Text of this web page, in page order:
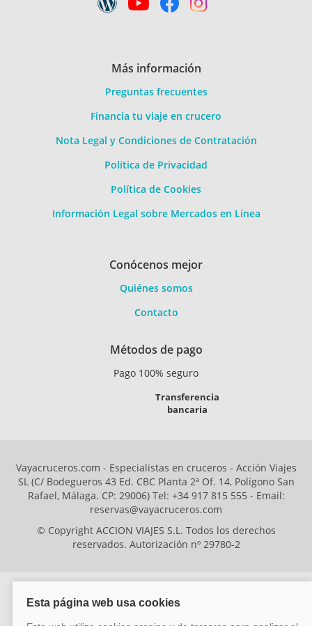
Más información
Preguntas frecuentes
Financia tu viaje en crucero
Nota Legal y Condiciones de Contratación
Política de Privacidad
Política de Cookies
Información Legal sobre Mercados en Línea
Conócenos mejor
Quiénes somos
Contacto
Métodos de pago
Pago 100% seguro
Transferencia
bancaria
Vayacruceros.com - Especialistas en cruceros - Acción Viajes
SL (C/ Bodegueros 43 Ed. CBC Planta 2ª Of. 14, Polígono San
Rafael, Málaga. CP: 29006) Tel: +34 917 815 555 - Email:
reservas@vayacruceros.com
© Copyright ACCION VIAJES S.L. Todos los derechos
reservados. Autorización nº 29780-2